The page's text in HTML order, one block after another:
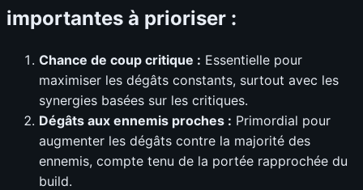
importantes à prioriser :
Chance de coup critique : Essentielle pour
maximiser les dégâts constants, surtout avec les
synergies basées sur les critiques.
Dégâts aux ennemis proches : Primordial pour
augmenter les dégâts contre la majorité des
ennemis, compte tenu de la portée rapprochée du
build.